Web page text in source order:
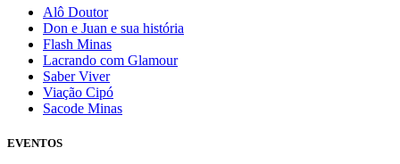
Alô Doutor
Don e Juan e sua história
Flash Minas
Lacrando com Glamour
Saber Viver
Viação Cipó
Sacode Minas
EVENTOS